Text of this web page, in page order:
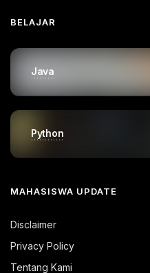
BELAJAR
Java
Python
MAHASISWA UPDATE
Disclaimer
Privacy Policy
Tentang Kami